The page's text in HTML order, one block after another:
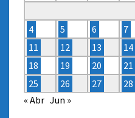
4
5 6 7
11
12 13 14
18
19 20 21
25
26 27 28
« Abr Jun »